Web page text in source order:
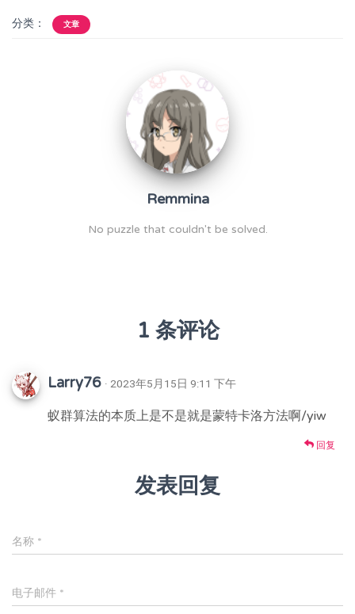
分类： 文章
Remmina
No puzzle that couldn't be solved.
1 条评论
Larry76 · 2023年5月15日 9:11 下午
蚁群算法的本质上是不是就是蒙特卡洛方法啊/yiw
回复
发表回复
名称 *
电子邮件 *